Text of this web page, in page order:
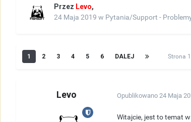
Przez Levo,
24 Maja 2019 w Pytania/Support -
1 2 3 4 5 6 DALEJ Strona
Levo Opublikowano 24 Maja
Witajcie, jest to temat